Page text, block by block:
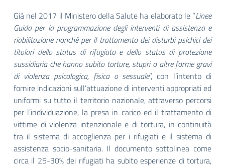
Già nel 2017 il Ministero della Salute ha elaborato le “Linee
Guida per la programmazione degli interventi di assistenza e
riabilitazione nonché per il trattamento dei disturbi psichici dei
titolari dello status di rifugiato e dello status di protezione
sussidiaria che hanno subito torture, stupri o altre forme gravi
di violenza psicologica, fisica o sessuale”, con l’intento di
fornire indicazioni sull’attuazione di interventi appropriati ed
uniformi su tutto il territorio nazionale, attraverso percorsi
per l’individuazione, la presa in carico ed il trattamento di
vittime di violenza intenzionale e di tortura, in continuità
tra il sistema di accoglienza per i rifugiati e il sistema di
assistenza socio-sanitaria. Il documento sottolinea come
circa il 25-30% dei rifugiati ha subito esperienze di tortura,